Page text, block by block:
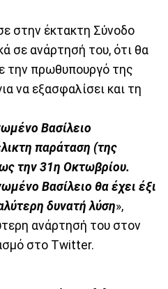
στην έκτακτη Σύνοδο
σε ανάρτησή του, ότι θα
την πρωθυπουργό της
να εξασφαλίσει και τη
Βασίλειο
παράταση (της
την 31η Οκτωβρίου.
Βασίλειο θα έχει έξι
δυνατή λύση»,
ανάρτησή του στον
στο Twitter.